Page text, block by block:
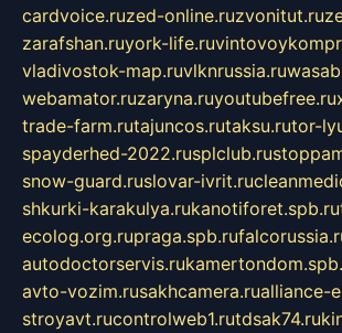
cardvoice.ruzed-online.ruzvonitut.ru
zarafshan.ruyork-life.ru
vladivostok-map.ruvlknrussia.ru
webamator.ruzaryna.ruyoutubefree.ru
trade-farm.rutajuncos.rutaksu.rutor-
spayderhed-2022.rusplclub.ru
snow-guard.ruslovar-ivrit.ru
shkurki-karakulya.rukanotiforet.spb.ru
ecolog.org.rupraga.spb.ru
autodoctorservis.ru
avto-vozim.rusakhcamera.rualliance-
stroyavt.rucontrolweb1.rutdsak74.ru